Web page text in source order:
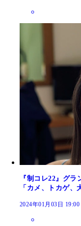
『制コレ22』グ
「カメ、トカゲ、
2024年01月03日 19:00